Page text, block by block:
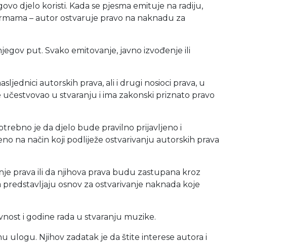
djelo koristi. Kada se pjesma emituje na radiju,
– autor ostvaruje pravo na naknadu za
put. Svako emitovanje, javno izvođenje ili
autorskih prava, ali i drugi nosioci prava, u
u stvaranju i ima zakonski priznato pravo
je da djelo bude pravilno prijavljeno i
na način koji podliježe ostvarivanju autorskih prava
prava ili da njihova prava budu zastupana kroz
osnov za ostvarivanje naknada koje
i godine rada u stvaranju muzike.
ulogu. Njihov zadatak je da štite interese autora i